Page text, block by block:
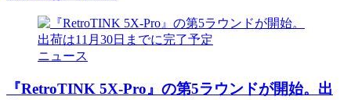
ニュース
『RetroTINK 5X-Pro』の第5ラウンドが開始。出